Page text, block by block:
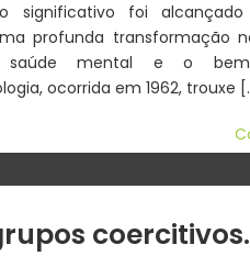
significativo foi alcançado
profunda transformação
saúde mental e o
ocorrida em 1962, trouxe
coercitivos.